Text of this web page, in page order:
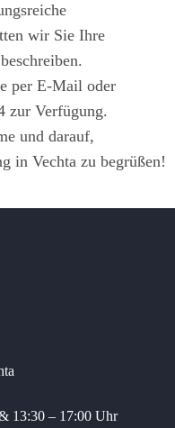
wir Sie Ihre
per E-Mail oder
zur Verfügung.
und darauf,
in Vechta zu begrüßen!
13:30 – 17:00 Uhr